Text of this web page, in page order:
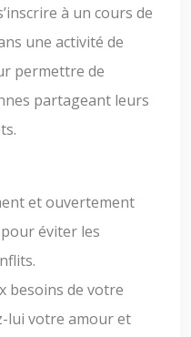
à un cours de
une activité de
permettre de
partageant leurs
et ouvertement
éviter les
besoins de votre
lui votre amour et